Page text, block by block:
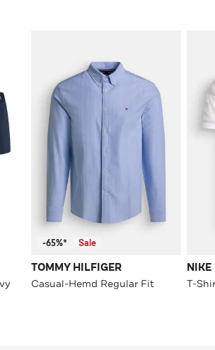
-65%* Sale
TOMMY HILFIGER
Casual-Hemd Regular Fit
NIKE